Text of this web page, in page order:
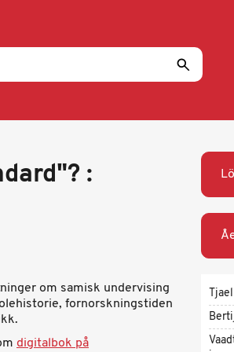
:
om samisk undervising
fornorskningstiden
digitalbok på